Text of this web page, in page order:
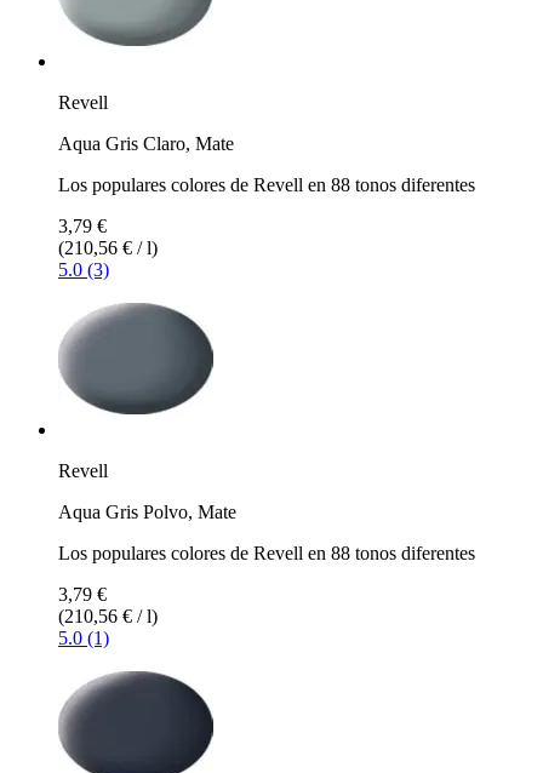
Revell
Aqua Gris Claro, Mate
Los populares colores de Revell en 88 tonos diferentes
3,79 €
(210,56 € / l)
5.0 (3)
Revell
Aqua Gris Polvo, Mate
Los populares colores de Revell en 88 tonos diferentes
3,79 €
(210,56 € / l)
5.0 (1)